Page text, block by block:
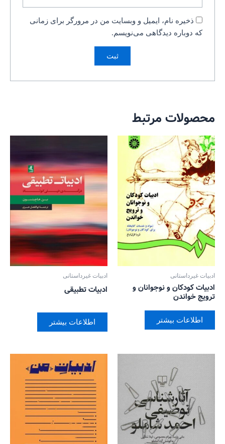
ذخیره نام، ایمیل و وبسایت من در مرورگر برای زمانی
که دوباره دیدگاهی می‌نویسم.
محصولات مرتبط
ادبیات غیرداستانی
ادبیات کودکان و نوجوانان و
ترویج خواندن
اطلاعات بیشتر
ادبیات غیرداستانی
ادبیات تطبیقی
اطلاعات بیشتر